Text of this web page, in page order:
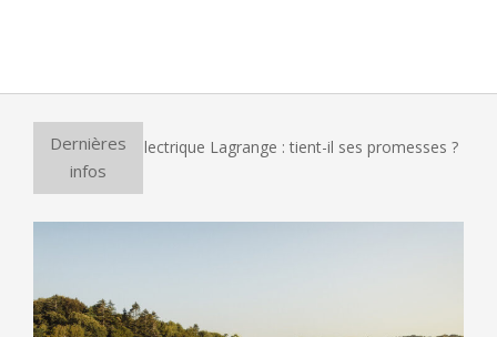
Dernières
infos
à pizza électrique Lagrange : tient-il ses promesses ?